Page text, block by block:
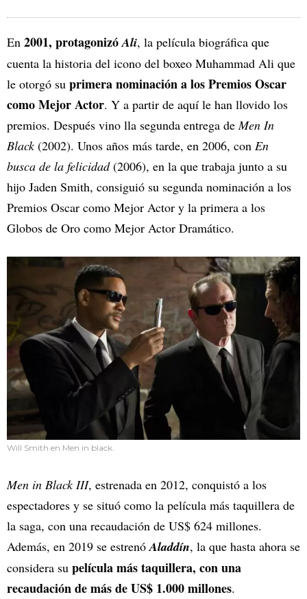
En 2001, protagonizóAli, la película biográfica que
cuenta la historia del icono del boxeo Muhammad Ali que
le otorgó su primera nominación a los Premios Oscar
como Mejor Actor. Y a partir de aquí le han llovido los
premios. Después vino lla segunda entrega de Men In
Black(2002). Unos años más tarde, en 2006, con En
busca de la felicidad(2006), en la que trabaja junto a su
hijo Jaden Smith, consiguió su segunda nominación a los
Premios Oscar como Mejor Actor y la primera a los
Globos de Oro como Mejor Actor Dramático.
Will Smith en Men in black.
Men in Black III, estrenada en 2012, conquistó a los
espectadores y se situó como la película más taquillera de
la saga, con una recaudación de US$ 624 millones.
Además, en 2019 se estrenó Aladdín, la que hasta ahora se
considera su película más taquillera, con una
recaudación de más de US$ 1.000 millones.